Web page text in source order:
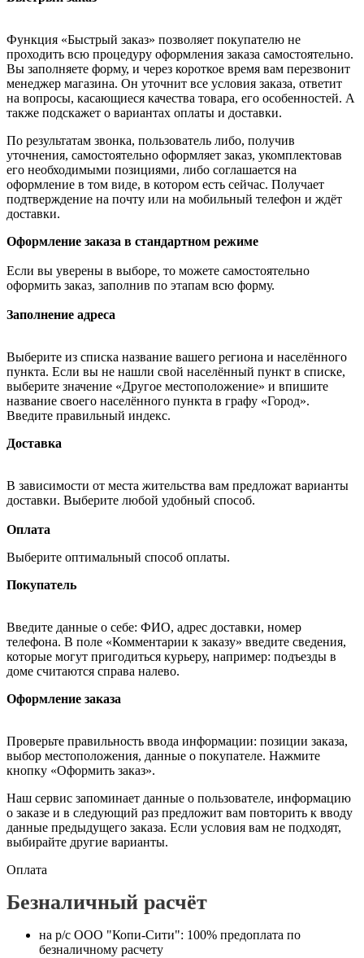
Функция «Быстрый заказ» позволяет покупателю не
проходить всю процедуру оформления заказа самостоятельно.
Вы заполняете форму, и через короткое время вам перезвонит
менеджер магазина. Он уточнит все условия заказа, ответит
на вопросы, касающиеся качества товара, его особенностей. А
также подскажет о вариантах оплаты и доставки.
По результатам звонка, пользователь либо, получив
уточнения, самостоятельно оформляет заказ, укомплектовав
его необходимыми позициями, либо соглашается на
оформление в том виде, в котором есть сейчас. Получает
подтверждение на почту или на мобильный телефон и ждёт
доставки.
Оформление заказа в стандартном режиме
Если вы уверены в выборе, то можете самостоятельно
оформить заказ, заполнив по этапам всю форму.
Заполнение адреса
Выберите из списка название вашего региона и населённого
пункта. Если вы не нашли свой населённый пункт в списке,
выберите значение «Другое местоположение» и впишите
название своего населённого пункта в графу «Город».
Введите правильный индекс.
Доставка
В зависимости от места жительства вам предложат варианты
доставки. Выберите любой удобный способ.
Оплата
Выберите оптимальный способ оплаты.
Покупатель
Введите данные о себе: ФИО, адрес доставки, номер
телефона. В поле «Комментарии к заказу» введите сведения,
которые могут пригодиться курьеру, например: подъезды в
доме считаются справа налево.
Оформление заказа
Проверьте правильность ввода информации: позиции заказа,
выбор местоположения, данные о покупателе. Нажмите
кнопку «Оформить заказ».
Наш сервис запоминает данные о пользователе, информацию
о заказе и в следующий раз предложит вам повторить к вводу
данные предыдущего заказа. Если условия вам не подходят,
выбирайте другие варианты.
Оплата
Безналичный расчёт
на р/с ООО "Копи-Сити": 100% предоплата по
безналичному расчету